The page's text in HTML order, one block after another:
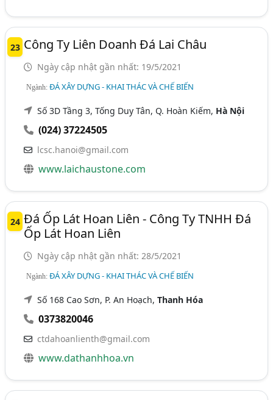
23 Công Ty Liên Doanh Đá Lai Châu
Ngày cập nhật gần nhất: 19/5/2021
Ngành:ĐÁ XÂY DỰNG - KHAI THÁC VÀ CHẾ BIẾN
Số 3D Tầng 3, Tống Duy Tân, Q. Hoàn Kiếm, Hà Nội
(024) 37224505
lcsc.hanoi@gmail.com
www.laichaustone.com
24 Đá Ốp Lát Hoan Liên - Công Ty TNHH Đá
Ốp Lát Hoan Liên
Ngày cập nhật gần nhất: 28/5/2021
Ngành:ĐÁ XÂY DỰNG - KHAI THÁC VÀ CHẾ BIẾN
Số 168 Cao Sơn, P. An Hoạch,Thanh Hóa
0373820046
ctdahoanlienth@gmail.com
www.dathanhhoa.vn